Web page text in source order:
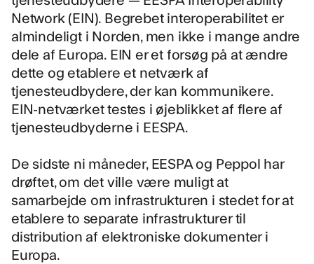
Network (EIN). Begrebet interoperabilitet er
almindeligt i Norden, men ikke i mange andre
dele af Europa. EIN er et forsøg på at ændre
dette og etablere et netværk af
tjenesteudbydere, der kan kommunikere.
EIN-netværket testes i øjeblikket af flere af
tjenesteudbyderne i EESPA.
De sidste ni måneder,EESPAog Peppol har
drøftet, om det ville være muligt at
samarbejde om infrastrukturen i stedet for at
etablere to separate infrastrukturer til
distribution af elektroniske dokumenter i
Europa.